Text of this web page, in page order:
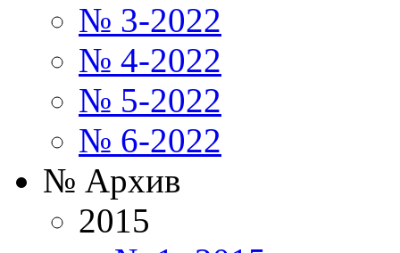
№ 3-2022
№ 4-2022
№ 5-2022
№ 6-2022
№ Архив
2015